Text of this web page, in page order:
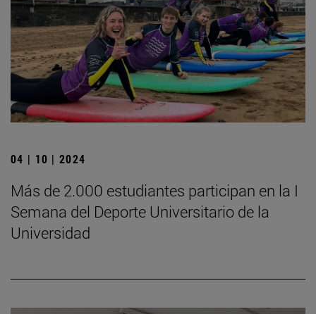
04 | 10 | 2024
Más de 2.000 estudiantes participan en la I
Semana del Deporte Universitario de la
Universidad